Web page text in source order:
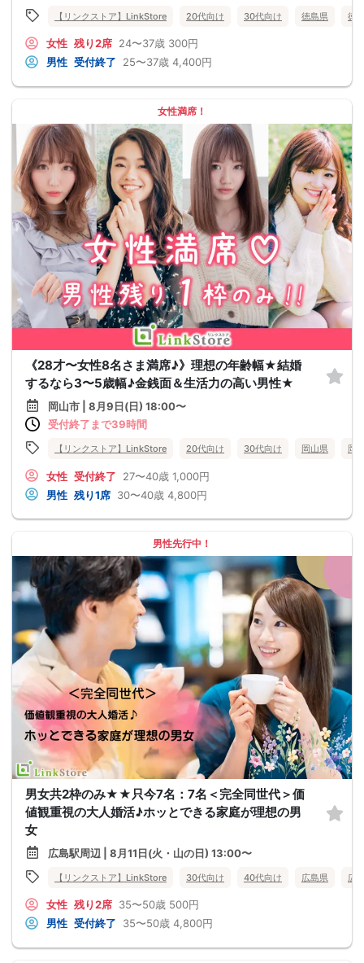
【リンクストア】LinkStore 20代向け 30代向け 徳島県 徳
女性 残り2席 24〜37歳 300円
男性 受付終了 25〜37歳 4,400円
女性満席！
《28才〜女性8名さま満席♪》理想の年齢幅★結婚
するなら3〜5歳幅♪金銭面＆生活力の高い男性★
岡山市 | 8月9日(日) 18:00〜
受付終了まで39時間
【リンクストア】LinkStore 20代向け 30代向け 岡山県 岡
女性 受付終了 27〜40歳 1,000円
男性 残り1席 30〜40歳 4,800円
男性先行中！
男女共2枠のみ★★只今7名：7名＜完全同世代＞価
値観重視の大人婚活♪ホッとできる家庭が理想の男
女
広島駅周辺 | 8月11日(火・山の日) 13:00〜
【リンクストア】LinkStore 30代向け 40代向け 広島県 広
女性 残り2席 35〜50歳 500円
男性 受付終了 35〜50歳 4,800円